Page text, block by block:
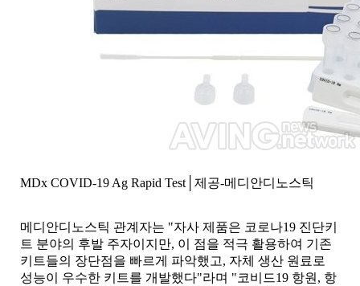
MDx COVID-19 Ag Rapid Test│제공-메디안디노스틱
메디안디노스틱 관계자는 "자사 제품은 코로나19 진단키
트 분야의 후발 주자이지만, 이 점을 적극 활용하여 기존
키트들의 장단점을 빠르게 파악했고, 자체 생산 원료로
성능이 우수한 키트를 개발했다"라며 "코비드19 항원, 항